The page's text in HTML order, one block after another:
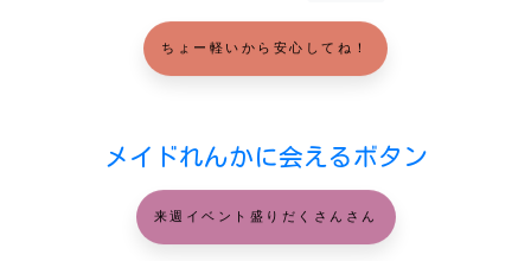
ちょー軽いから安心してね！
メイドれんかに会えるボタン
来週イベント盛りだくさんさん